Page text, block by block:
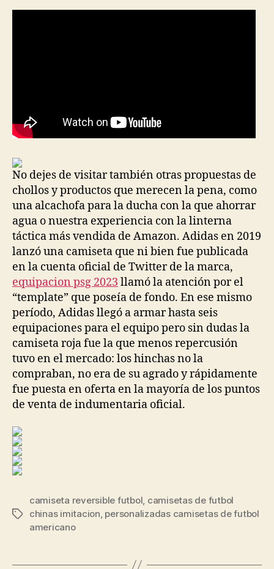
No dejes de visitar también otras propuestas de
chollos y productos que merecen la pena, como
una alcachofa para la ducha con la que ahorrar
agua o nuestra experiencia con la linterna
táctica más vendida de Amazon. Adidas en 2019
lanzó una camiseta que ni bien fue publicada
en la cuenta oficial de Twitter de la marca,
equipacion psg 2023 llamó la atención por el
“template” que poseía de fondo. En ese mismo
período, Adidas llegó a armar hasta seis
equipaciones para el equipo pero sin dudas la
camiseta roja fue la que menos repercusión
tuvo en el mercado: los hinchas no la
compraban, no era de su agrado y rápidamente
fue puesta en oferta en la mayoría de los puntos
de venta de indumentaria oficial.
Etiquetas
camiseta reversible futbol camisetas de futbol
chinas imitacion personalizadas camisetas de futbol
americano